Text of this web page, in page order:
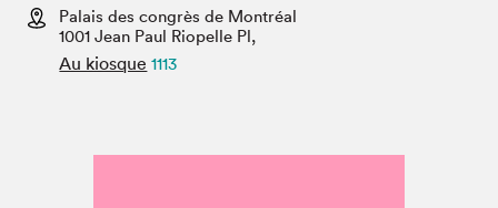
Espace médias
Palais des congrès de Montréal
1001 Jean Paul Riopelle Pl,
Au kiosque 1113